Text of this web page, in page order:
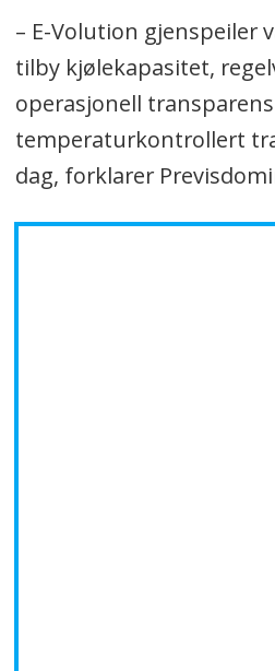
– E-Volution gjenspeiler
tilby kjølekapasitet,
operasjonell
temperaturkontrollert
dag, forklarer